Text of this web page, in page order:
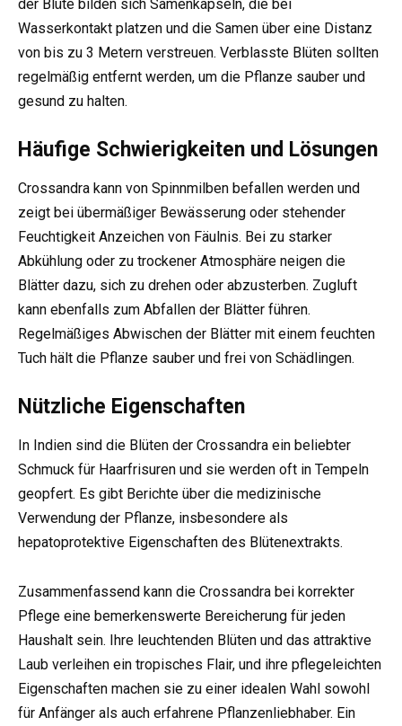
der Blüte bilden sich Samenkapseln, die bei
Wasserkontakt platzen und die Samen über eine Distanz
von bis zu 3 Metern verstreuen. Verblasste Blüten sollten
regelmäßig entfernt werden, um die Pflanze sauber und
gesund zu halten.
Häufige Schwierigkeiten und Lösungen
Crossandra kann von Spinnmilben befallen werden und
zeigt bei übermäßiger Bewässerung oder stehender
Feuchtigkeit Anzeichen von Fäulnis. Bei zu starker
Abkühlung oder zu trockener Atmosphäre neigen die
Blätter dazu, sich zu drehen oder abzusterben. Zugluft
kann ebenfalls zum Abfallen der Blätter führen.
Regelmäßiges Abwischen der Blätter mit einem feuchten
Tuch hält die Pflanze sauber und frei von Schädlingen.
Nützliche Eigenschaften
In Indien sind die Blüten der Crossandra ein beliebter
Schmuck für Haarfrisuren und sie werden oft in Tempeln
geopfert. Es gibt Berichte über die medizinische
Verwendung der Pflanze, insbesondere als
hepatoprotektive Eigenschaften des Blütenextrakts.
Zusammenfassend kann die Crossandra bei korrekter
Pflege eine bemerkenswerte Bereicherung für jeden
Haushalt sein. Ihre leuchtenden Blüten und das attraktive
Laub verleihen ein tropisches Flair, und ihre pflegeleichten
Eigenschaften machen sie zu einer idealen Wahl sowohl
für Anfänger als auch erfahrene Pflanzenliebhaber. Ein